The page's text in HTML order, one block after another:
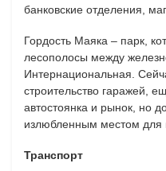
банковские отделения,
Гордость Маяка – парк,
лесополосы между
Интернациональная.
строительство гаражей,
автостоянка и рынок, но
излюбленным местом для
Транспорт